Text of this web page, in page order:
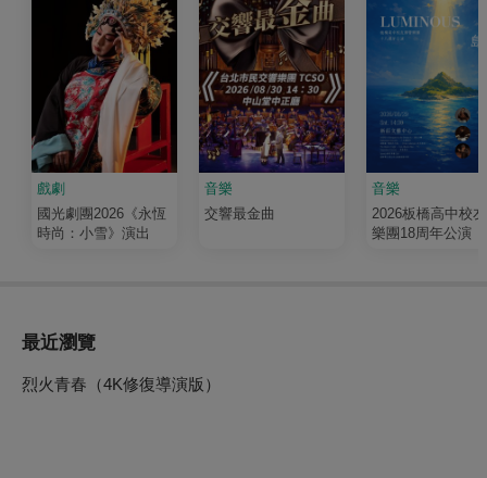
戲劇
國光劇團2026《永恆
時尚：小雪》演出
音樂
交響最金曲
音樂
2026板橋高中校
樂團18周年公演
最近瀏覽
烈火青春（4K修復導演版）